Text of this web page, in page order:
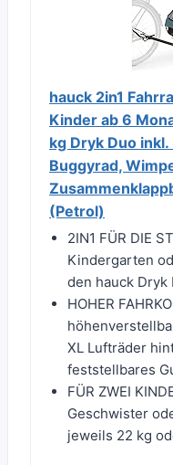
hauck 2in1
Kinder ab 6
kg Dryk Duo
Buggyrad,
(Petrol)
2IN1 FÜR DIE
Kindergarten
den hauck Dryk
HOHER
XL Lufträder
feststellbares
FÜR ZWEI
Geschwister
jeweils 22 kg